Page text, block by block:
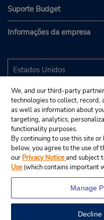
Suporte Budget
Informações da empresa
We, and our third-party
technologies to collect, record,
as well as information about
targeting, analytics,
functionality purposes.
By continuing to use this site
below, you agree to the use of
our Privacy Noticeand subject
Use (which contains important
Manage